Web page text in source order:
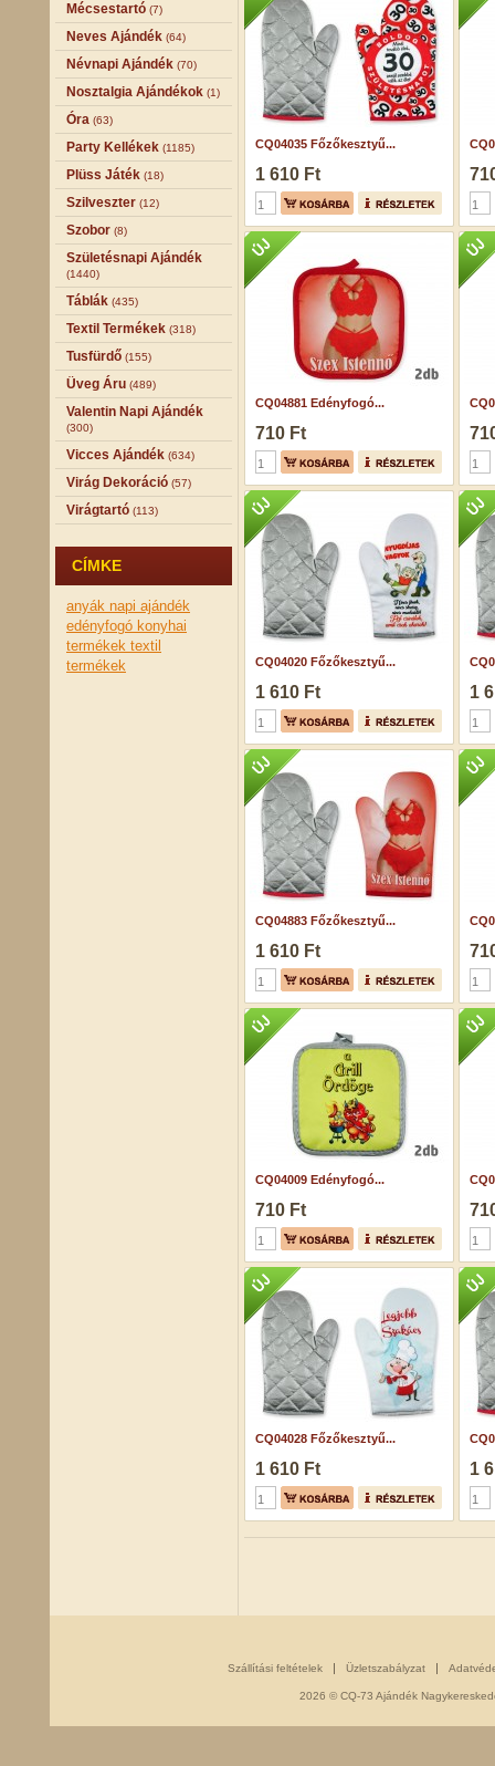
Mécsestartó (7)
Neves Ajándék (64)
Névnapi Ajándék (70)
Nosztalgia Ajándékok (1)
Óra (63)
Party Kellékek (1185)
Plüss Játék (18)
Szilveszter (12)
Szobor (8)
Születésnapi Ajándék
(1440)
Táblák (435)
Textil Termékek (318)
Tusfürdő (155)
Üveg Áru (489)
Valentin Napi Ajándék
(300)
Vicces Ajándék (634)
Virág Dekoráció (57)
Virágtartó (113)
CÍMKE
anyák napi ajándék
edényfogó konyhai
termékek textil
termékek
CQ04035 Főzőkesztyű...
1 610 Ft
CQ04881 Edényfogó...
710 Ft
CQ04020 Főzőkesztyű...
1 610 Ft 1
CQ04883 Főzőkesztyű...
1 610 Ft
CQ04009 Edényfogó...
710 Ft
CQ04028 Főzőkesztyű...
1 610 Ft 1
Szállítási feltételek Üzletszabályzat
2026 © CQ-73 Ajándék